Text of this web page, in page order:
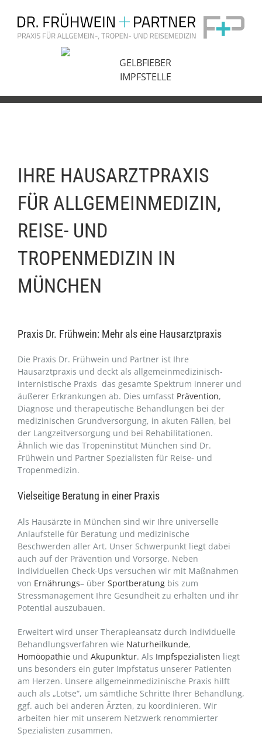
Inhalt
springen
GELBFIEBER
IMPFSTELLE
IHRE HAUSARZTPRAXIS
FÜR ALLGEMEINMEDIZIN,
REISE- UND
TROPENMEDIZIN IN
MÜNCHEN
Praxis Dr. Frühwein: Mehr als eine Hausarztpraxis
Die Praxis Dr. Frühwein und Partner ist Ihre
Hausarztpraxis und deckt als allgemeinmedizinisch-
internistische Praxis das gesamte Spektrum innerer und
äußerer Erkrankungen ab. Dies umfasst Prävention,
Diagnose und therapeutische Behandlungen bei der
medizinischen Grundversorgung, in akuten Fällen, bei
der Langzeitversorgung und bei Rehabilitationen.
Ähnlich wie das Tropeninstitut München sind Dr.
Frühwein und Partner Spezialisten für Reise- und
Tropenmedizin.
Vielseitige Beratung in einer Praxis
Als Hausärzte in München sind wir Ihre universelle
Anlaufstelle für Beratung und medizinische
Beschwerden aller Art. Unser Schwerpunkt liegt dabei
auch auf der Prävention und Vorsorge. Neben
individuellen Check-Ups versuchen wir mit Maßnahmen
von Ernährungs– über Sportberatung bis zum
Stressmanagement Ihre Gesundheit zu erhalten und ihr
Potential auszubauen.
Erweitert wird unser Therapieansatz durch individuelle
Behandlungsverfahren wie Naturheilkunde,
Homöopathie und Akupunktur. Als Impfspezialisten liegt
uns besonders ein guter Impfstatus unserer Patienten
am Herzen. Unsere allgemeinmedizinische Praxis hilft
auch als „Lotse“, um sämtliche Schritte Ihrer Behandlung,
ggf. auch bei anderen Ärzten, zu koordinieren. Wir
arbeiten hier mit unserem Netzwerk renommierter
Spezialisten zusammen.